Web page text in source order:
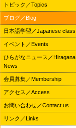
トピック／Topics
ブログ／Blog
日本語学習／Japanese class
イベント／Events
ひらがなニュース／Hiragana
News
会員募集／Membership
アクセス／Access
お問い合わせ／Contact us
リンク／Links